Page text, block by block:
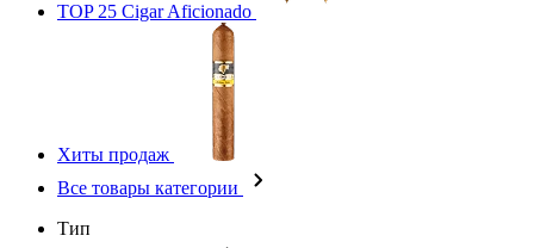
TOP 25 Cigar Aficionado
Хиты продаж
Все товары категории
Тип